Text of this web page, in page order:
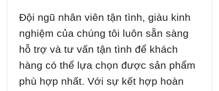
Đội ngũ nhân viên tận tình, giàu kinh
nghiệm của chúng tôi luôn sẵn sàng
hỗ trợ và tư vấn tận tình để khách
hàng có thể lựa chọn được sản phẩm
phù hợp nhất. Với sự kết hợp hoàn